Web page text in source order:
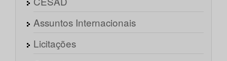
Assuntos Internacionais
Licitações